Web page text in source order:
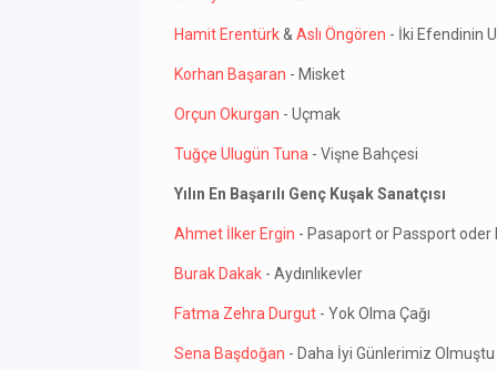
Hamit Erentürk& Aslı Öngören - İki Efendinin
Korhan Başaran - Misket
Orçun Okurgan - Uçmak
Tuğçe Ulugün Tuna - Vişne Bahçesi
Yılın En Başarılı Genç Kuşak Sanatçısı
Ahmet İlker Ergin - Pasaport or Passport oder
Burak Dakak - Aydınlıkevler
Fatma Zehra Durgut - Yok Olma Çağı
Sena Başdoğan - Daha İyi Günlerimiz Olmuştu